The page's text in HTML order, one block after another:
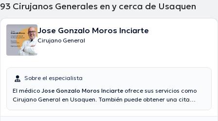
93 Cirujanos Generales en y cerca de Usaquen
Jose Gonzalo Moros Inciarte
Cirujano General
Sobre el especialista
El médico Jose Gonzalo Moros Inciarte ofrece sus servicios como
Cirujano General en Usaquen. También puede obtener una cita
con las siguientes aseguradoras: Allianz, AXA Colpatria, Medplus. El